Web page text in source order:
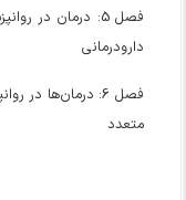
فصل 5: درمان در
دارودرمانی
فصل 6: درمان‌ها در
متعدد